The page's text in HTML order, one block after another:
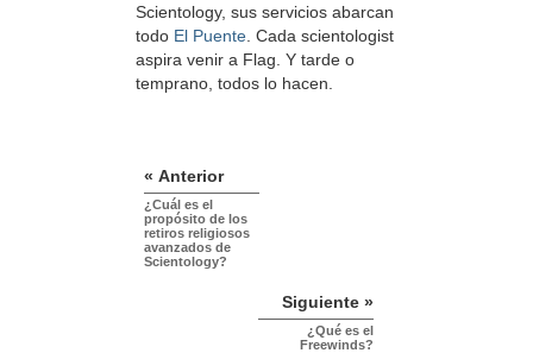
Scientology, sus servicios abarcan
todo El Puente . Cada scientologist
aspira venir a Flag. Y tarde o
temprano, todos lo hacen.
« Anterior
¿Cuál es el
propósito de los
retiros religiosos
avanzados de
Scientology?
Siguiente »
¿Qué es el
Freewinds?